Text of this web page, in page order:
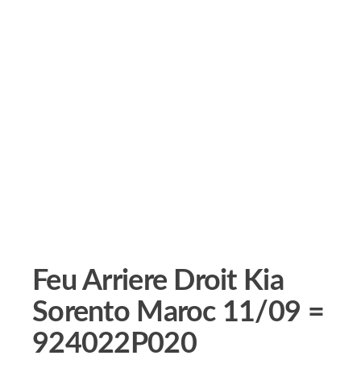
Feu Arriere Droit Kia
Sorento Maroc 11/09 =
924022P020